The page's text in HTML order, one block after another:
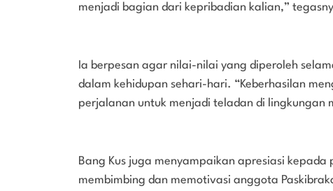
menjadi bagian dari kepribadian kalian,”
Ia berpesan agar nilai-nilai yang diperoleh
dalam kehidupan sehari-hari. “Keberhasilan
perjalanan untuk menjadi teladan di lingkungan
Bang Kus juga menyampaikan apresiasi
membimbing dan memotivasi anggota